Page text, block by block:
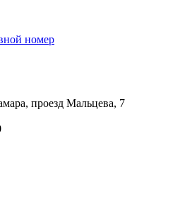
номер
проезд Мальцева, 7